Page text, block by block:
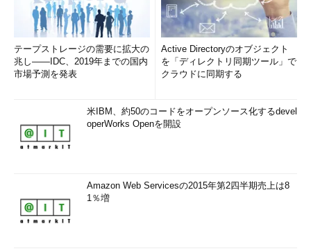
テープストレージの需要に拡大の
兆し――IDC、2019年までの国内
市場予測を発表
Active Directoryのオブジェクト
を「ディレクトリ同期ツール」で
クラウドに同期する
米IBM、約50のコードをオープンソース化するdevel
operWorks Openを開設
Amazon Web Servicesの2015年第2四半期売上は8
1％増